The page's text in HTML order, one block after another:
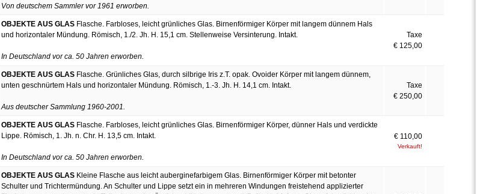
Von deutschem Sammler vor 1961 erworben.
OBJEKTE AUS GLASFlasche. Farbloses, leicht grünliches Glas. Birnenförmiger Körper mit langem dünnem Hals
und horizontaler Mündung. Römisch, 1./2. Jh. H. 15,1 cm. Stellenweise Versinterung. Intakt.
In Deutschland vor ca. 50 Jahren erworben.
Taxe
€ 125,00
OBJEKTE AUS GLASFlasche. Grünliches Glas, durch silbrige Iris z.T. opak. Ovoider Körper mit langem dünnem,
unten geschnürtem Hals und horizontaler Mündung. Römisch, 1.-3. Jh. H. 14,1 cm. Intakt.
Aus deutscher Sammlung 1960-2001.
Taxe
€ 250,00
OBJEKTE AUS GLASFlasche. Farbloses, leicht grünliches Glas. Birnenförmiger Körper, dünner Hals und verdickte
Lippe. Römisch, 1. Jh. n. Chr. H. 13,5 cm. Intakt.
In Deutschland vor ca. 50 Jahren erworben.
€ 110,00
Verkauft!
OBJEKTE AUS GLASKleine Flasche aus leicht auberginefarbigem Glas. Birnenförmiger Körper mit betonter
Schulter und Trichtermündung. An Schulter und Lippe setzt ein in mehreren Windungen freistehend applizierter